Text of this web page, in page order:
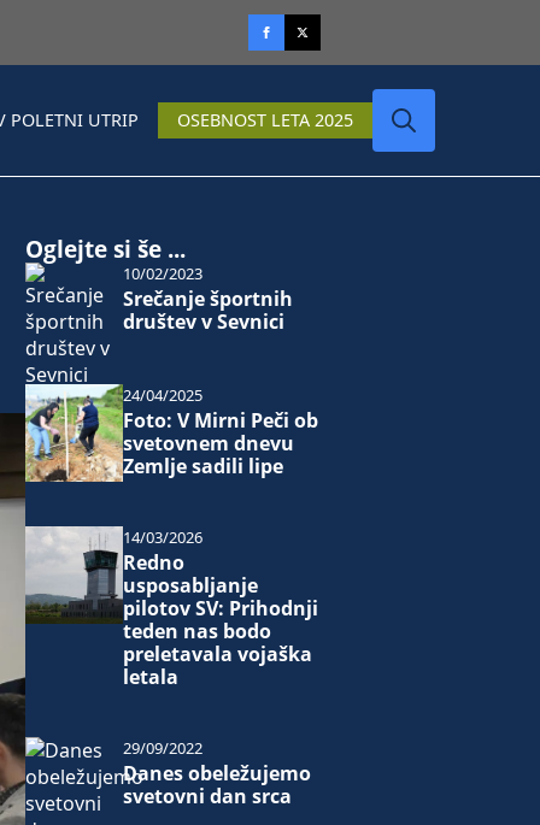
POLETNI UTRIP OSEBNOST LETA 2025
Oglejte si še ...
Srečanje športnih
društev v Sevnici
10/02/2023
Foto: V Mirni Peči ob
svetovnem dnevu
Zemlje sadili lipe
24/04/2025
Redno
usposabljanje
pilotov SV: Prihodnji
teden nas bodo
preletavala vojaška
letala
14/03/2026
Danes obeležujemo
svetovni dan srca
29/09/2022